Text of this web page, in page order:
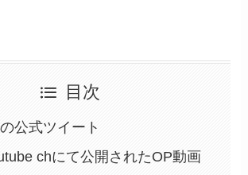
目次
公式ツイート
chにて公開されたOP動画